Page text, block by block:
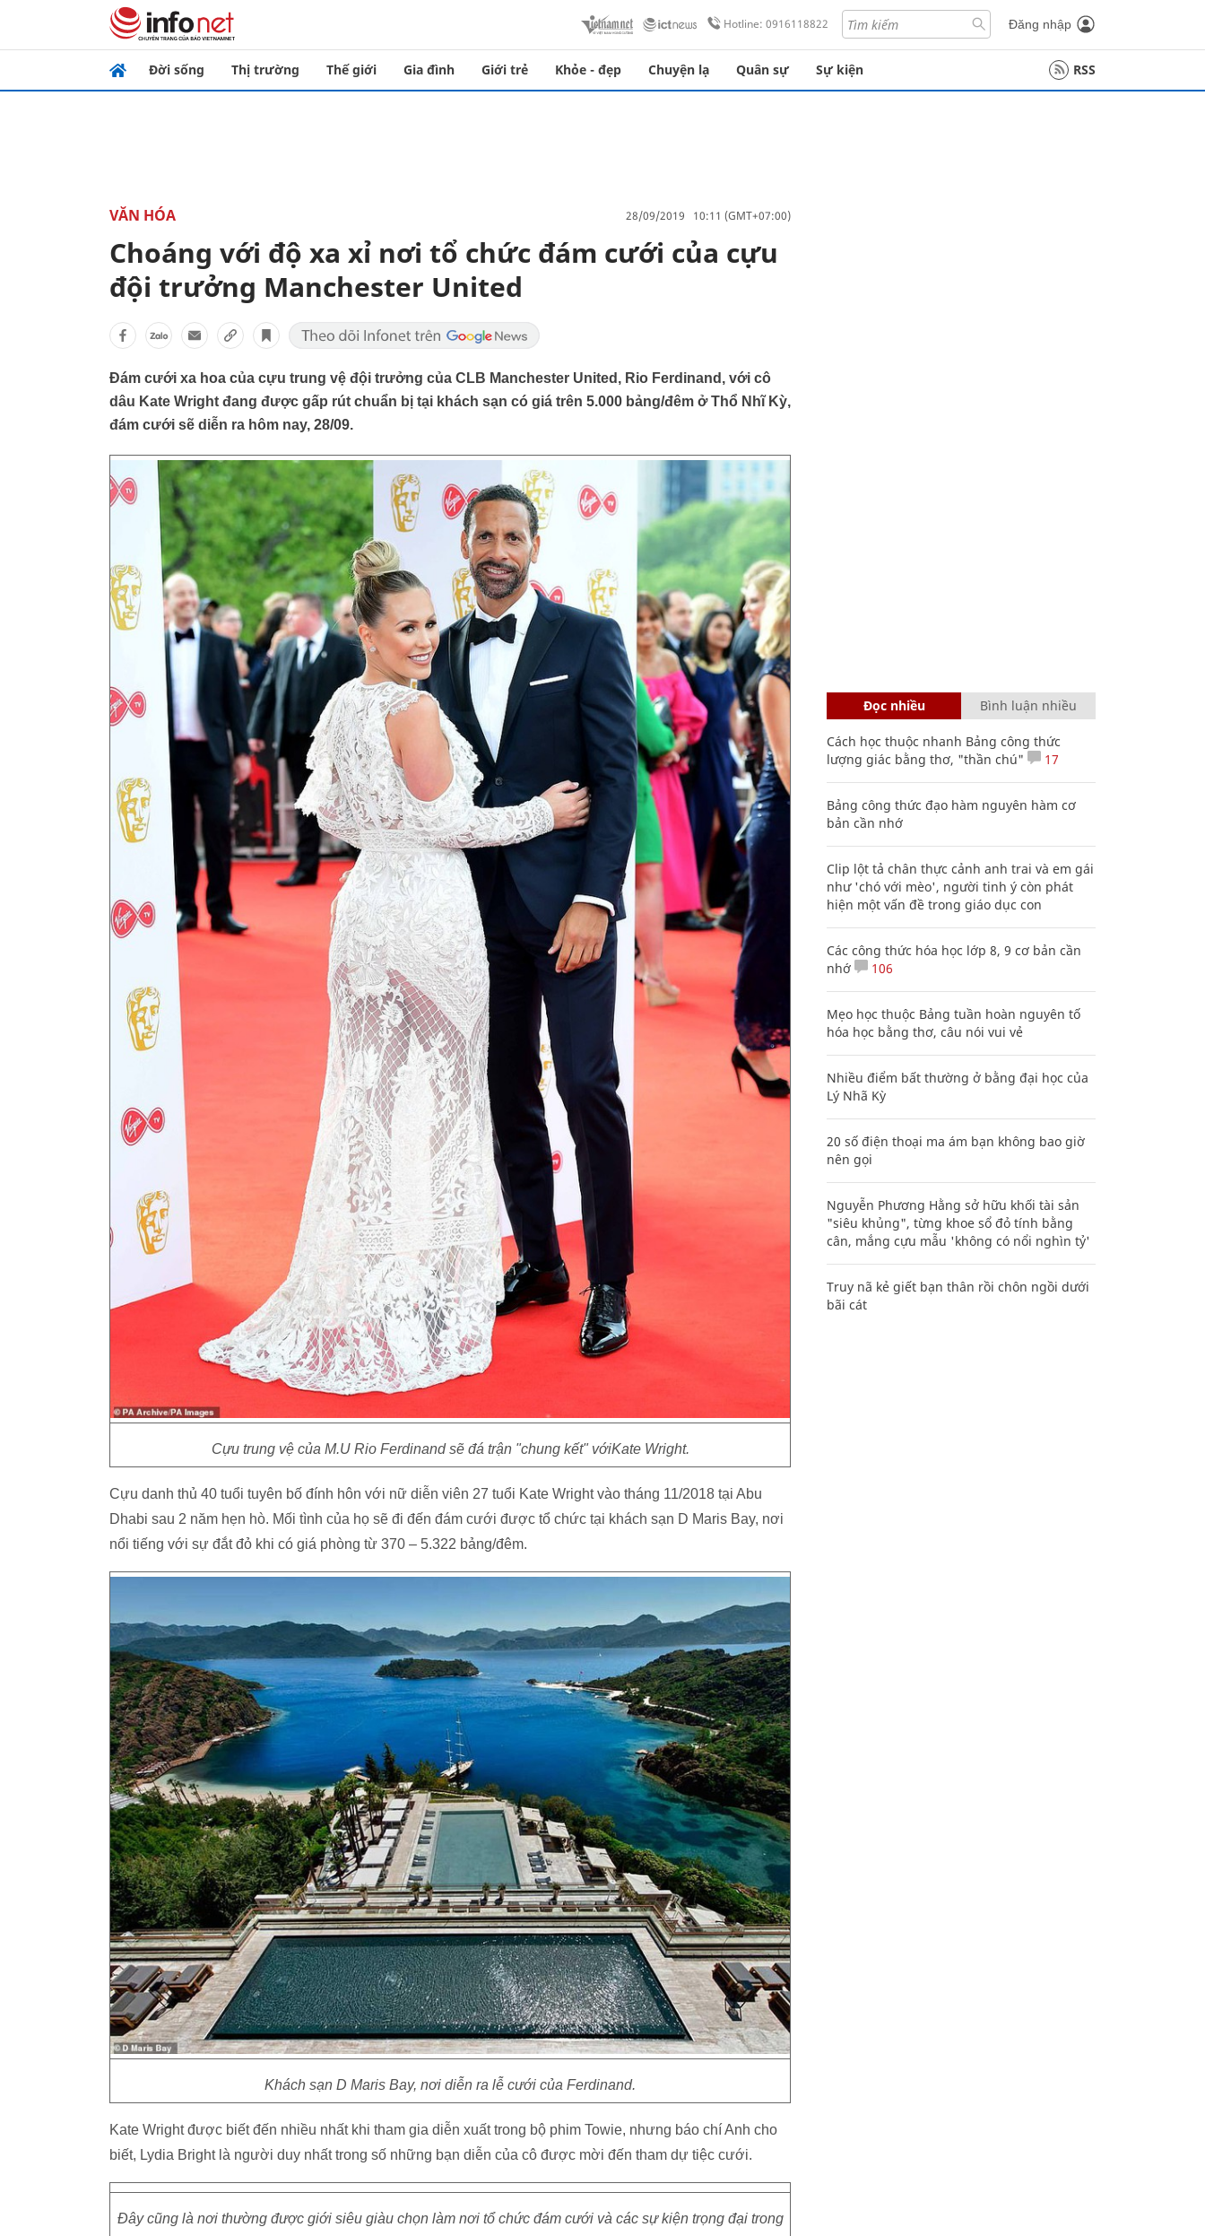
Hotline: 0916118822 Đăng nhập
Đời sống Thị trường Thế giới Gia đình Giới trẻ Khỏe - đẹp Chuyện lạ Quân sự Sự kiện RSS
VĂN HÓA 28/09/2019 10:11 (GMT+07:00)
Choáng với độ xa xỉ nơi tổ chức đám cưới của cựu
đội trưởng Manchester United
Đám cưới xa hoa của cựu trung vệ đội trưởng của CLB Manchester United, Rio Ferdinand, với cô
dâu Kate Wright đang được gấp rút chuẩn bị tại khách sạn có giá trên 5.000 bảng/đêm ở Thổ Nhĩ Kỳ,
đám cưới sẽ diễn ra hôm nay, 28/09.
Cựu trung vệ của M.U Rio Ferdinand sẽ đá trận "chung kết" vớiKate Wright.
Cựu danh thủ 40 tuổi tuyên bố đính hôn với nữ diễn viên 27 tuổi Kate Wright vào tháng 11/2018 tại Abu
Dhabi sau 2 năm hẹn hò. Mối tình của họ sẽ đi đến đám cưới được tổ chức tại khách sạn D Maris Bay, nơi
nổi tiếng với sự đắt đỏ khi có giá phòng từ 370 – 5.322 bảng/đêm.
Khách sạn D Maris Bay, nơi diễn ra lễ cưới của Ferdinand.
Kate Wright được biết đến nhiều nhất khi tham gia diễn xuất trong bộ phim Towie, nhưng báo chí Anh cho
biết, Lydia Bright là người duy nhất trong số những bạn diễn của cô được mời đến tham dự tiệc cưới.
Đây cũng là nơi thường được giới siêu giàu chọn làm nơi tổ chức đám cưới và các sự kiện trọng đại trong
Đọc nhiều Bình luận nhiều
Cách học thuộc nhanh Bảng công thức
lượng giác bằng thơ, "thần chú"
17
Bảng công thức đạo hàm nguyên hàm cơ
bản cần nhớ
Clip lột tả chân thực cảnh anh trai và em gái
như 'chó với mèo', người tinh ý còn phát
hiện một vấn đề trong giáo dục con
Các công thức hóa học lớp 8, 9 cơ bản cần
nhớ
106
Mẹo học thuộc Bảng tuần hoàn nguyên tố
hóa học bằng thơ, câu nói vui vẻ
Nhiều điểm bất thường ở bằng đại học của
Lý Nhã Kỳ
20 số điện thoại ma ám bạn không bao giờ
nên gọi
Nguyễn Phương Hằng sở hữu khối tài sản
"siêu khủng", từng khoe sổ đỏ tính bằng
cân, mắng cựu mẫu 'không có nổi nghìn tỷ'
Truy nã kẻ giết bạn thân rồi chôn ngồi dưới
bãi cát